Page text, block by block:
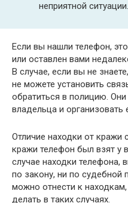
неприятной ситуации.
Если вы нашли телефон,
или оставлен вами
В случае, если вы не
не можете установить
обратиться в полицию.
владельца и организовать
Отличие находки от кражи
кражи телефон был взят у
случае находки телефона,
по закону, ни по судебной
можно отнести к
делать в таких случаях.